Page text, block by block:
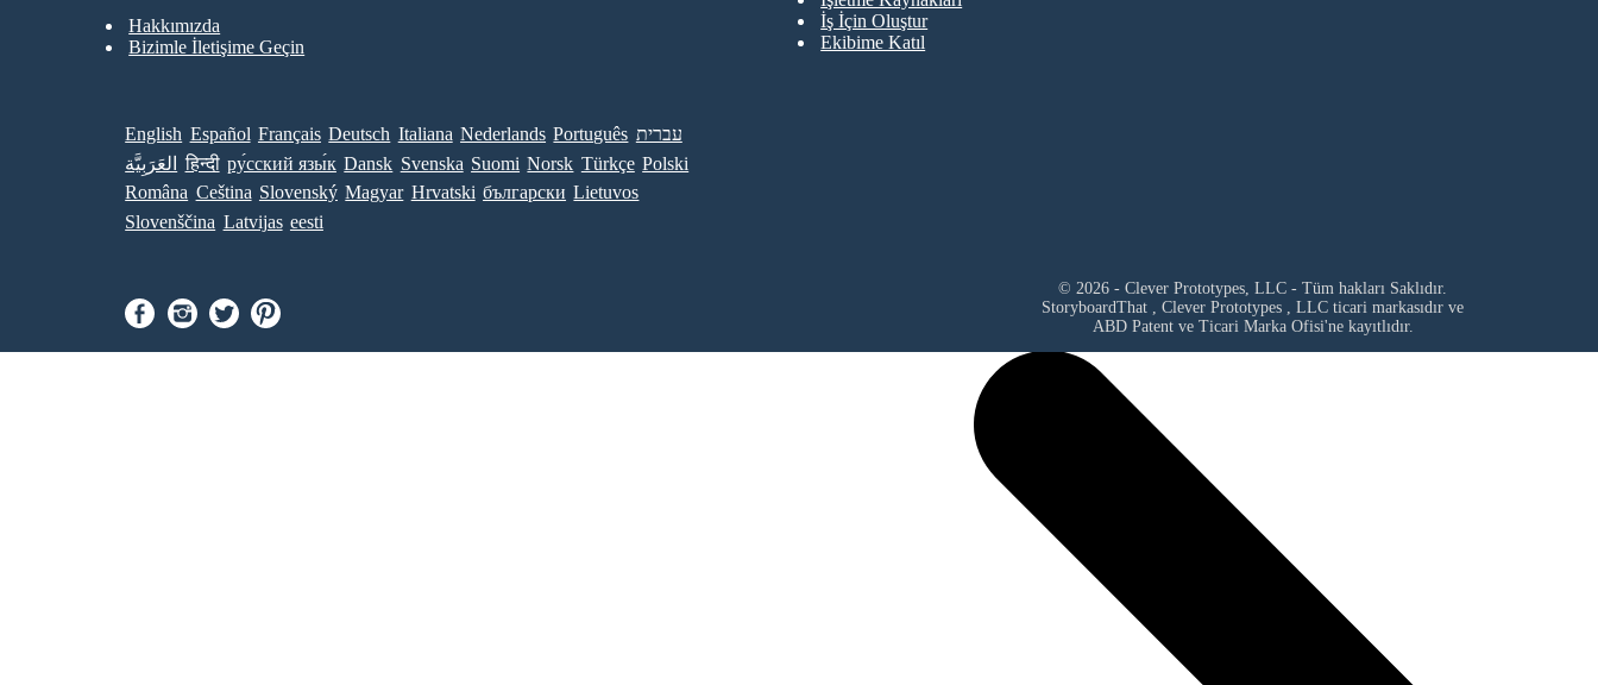
İş İçin Oluştur
Ekibime Katıl
Hakkımızda
Bizimle İletişime Geçin
English Español Français Deutsch Italiana Nederlands Português עברית
العَرَبِيَّة
हिन्दी ру́сский язы́к Dansk Svenska Suomi Norsk Türkçe Polski
Româna Ceština Slovenský Magyar Hrvatski български Lietuvos
Slovenščina Latvijas eesti
© 2026 - Clever Prototypes, LLC - Tüm hakları Saklıdır.
StoryboardThat , Clever Prototypes , LLC ticari markasıdır ve
ABD Patent ve Ticari Marka Ofisi'ne kayıtlıdır.